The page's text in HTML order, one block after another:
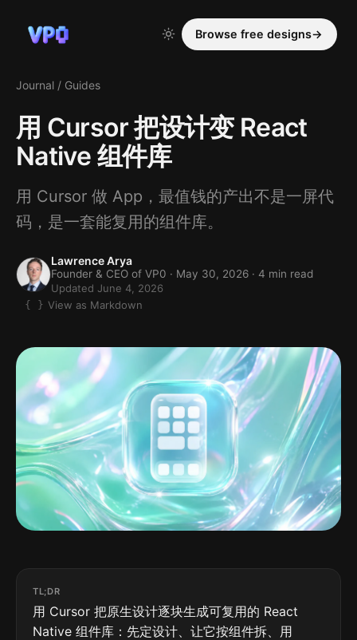
Browse free designs→
Journal / Guides
用 Cursor 把设计变 React
Native 组件库
用 Cursor 做 App，最值钱的产出不是一屏代
码，是一套能复用的组件库。
Lawrence Arya
Founder & CEO of VP0 · May 30, 2026 · 4 min read
Updated June 4, 2026
View as Markdown
TL;DR
用 Cursor 把原生设计逐块生成可复用的 React
Native 组件库：先定设计、让它按组件拆、用